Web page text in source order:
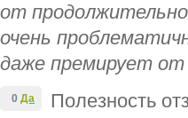
от
очень
даже премирует от
Полезность
0 Да